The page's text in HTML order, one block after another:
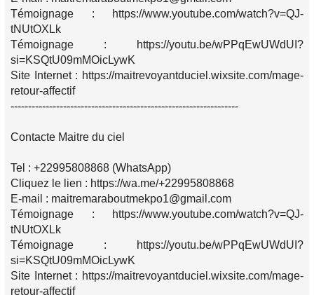
Témoignage : https://www.youtube.com/watch?v=QJ-
tNUtOXLk
Témoignage : https://youtu.be/wPPqEwUWdUI?
si=KSQtU09mMOicLywK
Site Internet : https://maitrevoyantduciel.wixsite.com/mage-
retour-affectif
-----------------------------------------------------------------
Contacte Maitre du ciel
Tel : +22995808868 (WhatsApp)
Cliquez le lien : https://wa.me/+22995808868
E-mail : maitremaraboutmekpo1@gmail.com
Témoignage : https://www.youtube.com/watch?v=QJ-
tNUtOXLk
Témoignage : https://youtu.be/wPPqEwUWdUI?
si=KSQtU09mMOicLywK
Site Internet : https://maitrevoyantduciel.wixsite.com/mage-
retour-affectif